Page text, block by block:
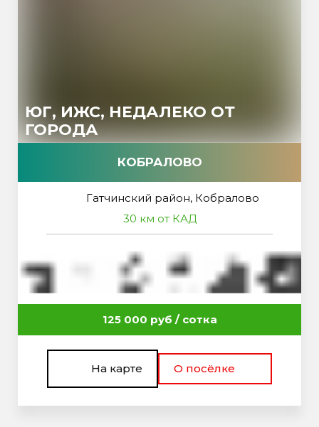
ЮГ, ИЖС, НЕДАЛЕКО ОТ
ГОРОДА
КОБРАЛОВО
Гатчинский район, Кобралово
30 км от КАД
125 000 руб / сотка
На карте О посёлке